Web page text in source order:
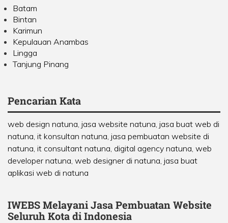
Batam
Bintan
Karimun
Kepulauan Anambas
Lingga
Tanjung Pinang
Pencarian Kata
web design natuna, jasa website natuna, jasa buat web di
natuna, it konsultan natuna, jasa pembuatan website di
natuna, it consultant natuna, digital agency natuna, web
developer natuna, web designer di natuna, jasa buat
aplikasi web di natuna
IWEBS Melayani Jasa Pembuatan Website
Seluruh Kota di Indonesia